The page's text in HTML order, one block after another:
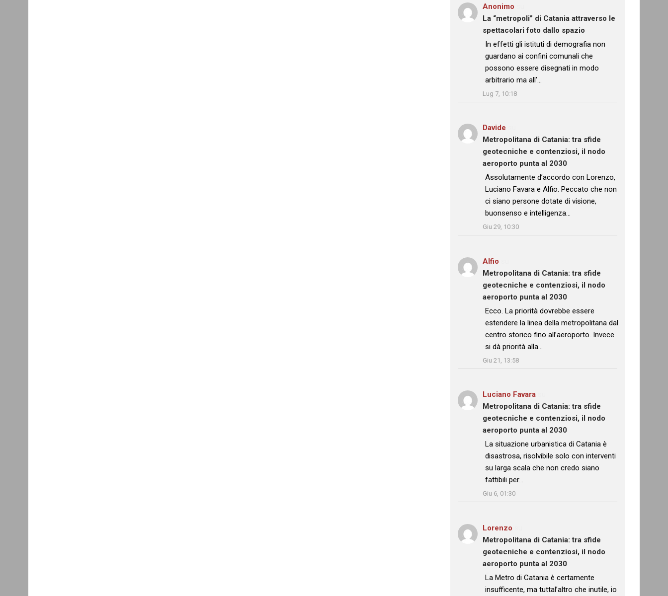
Anonimo
La “metropoli” di Catania attraverso le
spettacolari foto dallo spazio
: “
In effetti gli istituti di demografia non
guardano ai confini comunali che
possono essere disegnati in modo
arbitrario ma all’…
Lug 7, 10:18
Davide
Metropolitana di Catania: tra sfide
geotecniche e contenziosi, il nodo
aeroporto punta al 2030
: “
Assolutamente d’accordo con Lorenzo,
Luciano Favara e Alfio. Peccato che non
ci siano persone dotate di visione,
buonsenso e intelligenza…
Giu 29, 10:30
Alfio
Metropolitana di Catania: tra sfide
geotecniche e contenziosi, il nodo
aeroporto punta al 2030
: “
Ecco. La priorità dovrebbe essere
estendere la linea della metropolitana dal
centro storico fino all’aeroporto. Invece
si dà priorità alla…
Giu 21, 13:58
Luciano Favara
Metropolitana di Catania: tra sfide
geotecniche e contenziosi, il nodo
aeroporto punta al 2030
: “La situazione urbanistica di Catania è
disastrosa, risolvibile solo con interventi
su larga scala che non credo siano
fattibili per…
Giu 6, 01:30
Lorenzo
Metropolitana di Catania: tra sfide
geotecniche e contenziosi, il nodo
aeroporto punta al 2030
: “La Metro di Catania è certamente
insufficente, ma tuttal’altro che inutile, io